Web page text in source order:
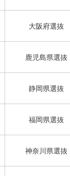
大阪府選抜
鹿児島県選抜
静岡県選抜
福岡県選抜
神奈川県選抜